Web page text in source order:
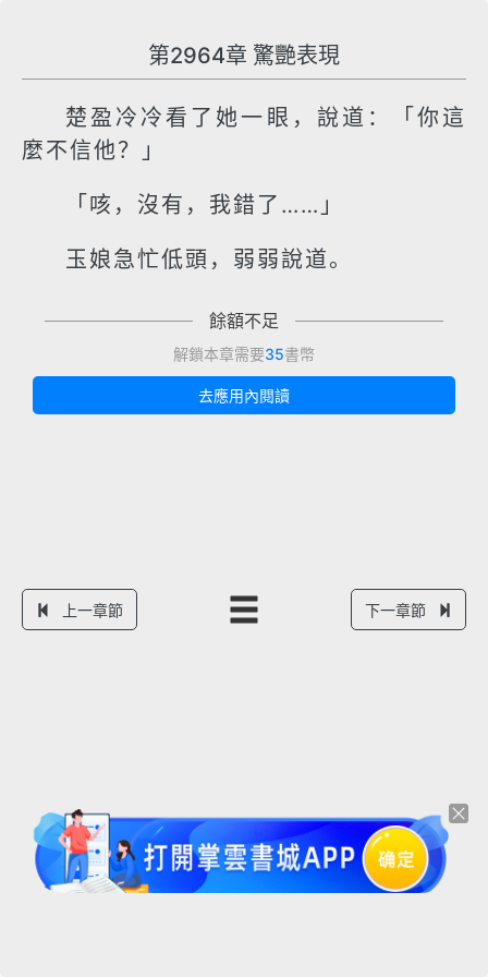
第2964章 驚艷表現
楚盈冷冷看了她一眼，說道：「你這
麼不信他？」
「咳，沒有，我錯了……」
玉娘急忙低頭，弱弱說道。
餘額不足
解鎖本章需要35書幣
去應用內閱讀
上一章節 下一章節